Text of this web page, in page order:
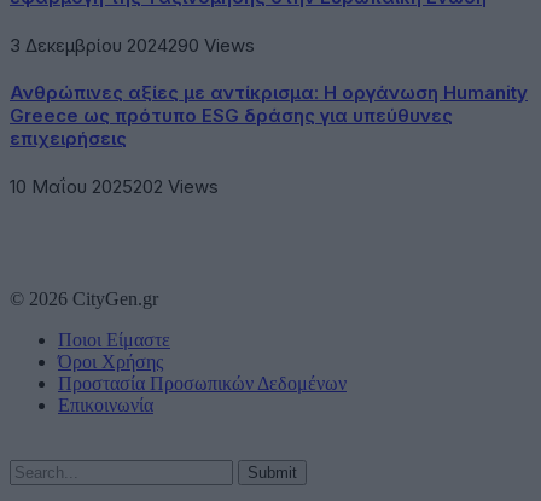
3 Δεκεμβρίου 2024290 Views
Ανθρώπινες αξίες με αντίκρισμα: Η οργάνωση Humanity
Greece ως πρότυπο ESG δράσης για υπεύθυνες
επιχειρήσεις
10 Μαΐου 2025202 Views
© 2026 CityGen.gr
Ποιοι Είμαστε
Όροι Χρήσης
Προστασία Προσωπικών Δεδομένων
Επικοινωνία
Submit